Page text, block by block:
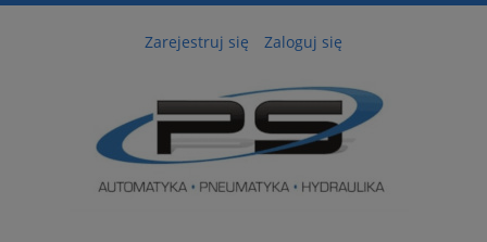
Zarejestruj się Zaloguj się